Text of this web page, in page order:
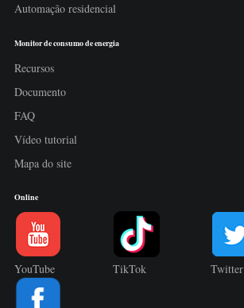
Automação residencial
Monitor de consumo de energia
Recursos
Documento
FAQ
Vídeo tutorial
Mapa do site
Online
YouTube TikTok Twitter